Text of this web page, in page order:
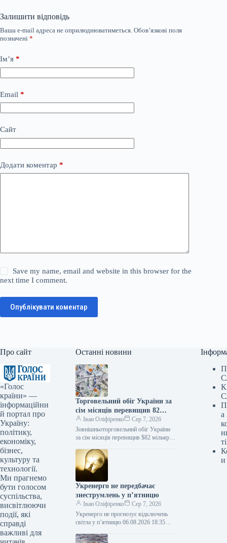
Залишити відповідь
Ваша e-mail адреса не оприлюднюватиметься. Обов’язкові поля
позначені *
Ім’я *
Email *
Сайт
Додати коментар *
Save my name, email and website in this browser for the
next time I comment.
Опублікувати коментар
Про сайт
«Голос
країни» —
інформаційни
й портал про
Україну:
політику,
економіку,
бізнес,
культуру та
технології.
Ми прагнемо
бути голосом
суспільства,
висвітлюючи
події, які
справді
важливі для
Останні новини
Торговельний обіг України за
сім місяців перевищив 82
мільярди доларів
Іван Оліфіренко
Сер 7, 2026
Зовнішньоторговельний обіг України
за сім місяців перевищив $82 мільярди
Укрінформ Протягом січня-липня
2026 року зовнішньоторговельний обіг
України…
Укренерго не передбачає
знеструмлень у п’ятницю
Іван Оліфіренко
Сер 7, 2026
Укренерго не прогнозує відключень
світла у п’ятницю 06.08.2026 18:35
серпня, обмеження у використанні
а
ті
и